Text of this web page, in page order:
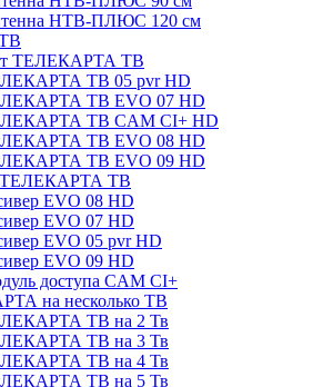
НТВ-ПЛЮС 120 см
ТЕЛЕКАРТА ТВ
ТВ 05 pvr HD
ТВ EVO 07 HD
ТВ CAM CI+ HD
ТВ EVO 08 HD
ТВ EVO 09 HD
ТЕЛЕКАРТА ТВ
EVO 08 HD
EVO 07 HD
EVO 05 pvr HD
EVO 09 HD
доступа CAM CI+
на несколько ТВ
ТВ на 2 Тв
ТВ на 3 Тв
ТВ на 4 Тв
ТВ на 5 Тв